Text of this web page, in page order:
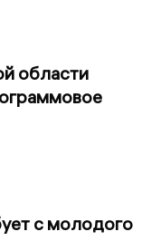
области
с молодого